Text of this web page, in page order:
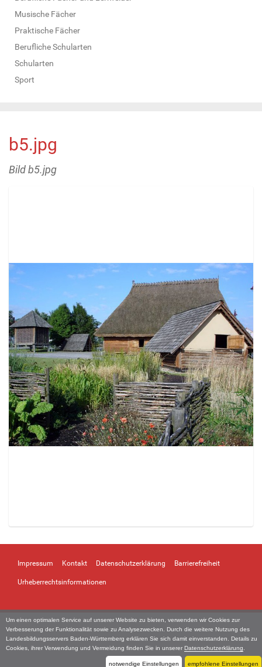
Um einen optimalen Service auf unserer Website zu bieten, verwenden wir Cookies zur
Verbesserung der Funktionalität sowie zu Analysezwecken. Durch die weitere Nutzung des
Landesbildungsservers Baden-Württemberg erklären Sie sich damit einverstanden. Details zu
Cookies, ihrer Verwendung und Vermeidung finden Sie in unserer Datenschutzerklärung
notwendige Einstellungen empfohlene Einstellungen
Musische Fächer
Praktische Fächer
Berufliche Schularten
Schularten
Sport
b5.jpg
Bild b5.jpg
e
g
e
d
i
n
Impressum Kontakt Datenschutzerklärung Barrierefreiheit
Urheberrechtsinformationen